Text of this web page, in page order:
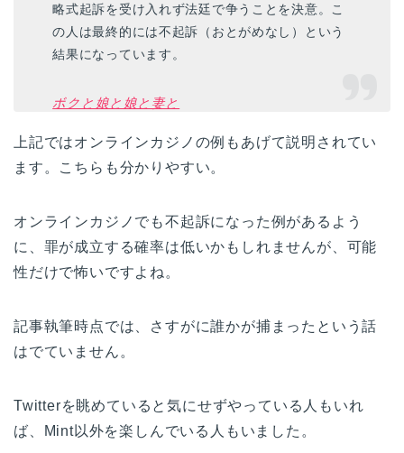
略式起訴を受け入れず法廷で争うことを決意。こ
の人は最終的には不起訴（おとがめなし）という
結果になっています。
ボクと娘と娘と妻と
上記ではオンラインカジノの例もあげて説明されてい
ます。こちらも分かりやすい。
オンラインカジノでも不起訴になった例があるよう
に、罪が成立する確率は低いかもしれませんが、可能
性だけで怖いですよね。
記事執筆時点では、さすがに誰かが捕まったという話
はでていません。
Twitterを眺めていると気にせずやっている人もいれ
ば、Mint以外を楽しんでいる人もいました。